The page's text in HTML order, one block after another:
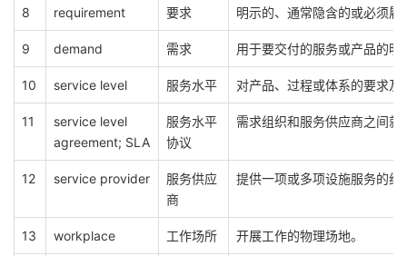
8 requirement 要求 明示的、通常隐含的或必须履
9 demand 需求 用于要交付的服务或产品的明
10 service level 服务水平 对产品、过程或体系的要求及
11
service level
agreement; SLA
服务水平
协议
需求组织和服务供应商之间
12 service provider
服务供应
商
提供一项或多项设施服务的组
13 workplace 工作场所 开展工作的物理场地。